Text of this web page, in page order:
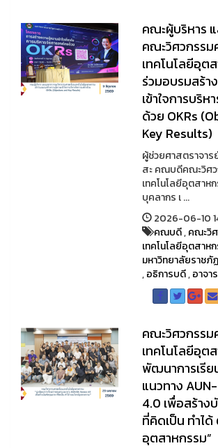
คณะผู้บริหาร
คณะวิศวกรรม
เทคโนโลยีอุต
ร่วมอบรมสร้า
เข้าใจการบริ
ด้วย OKRs
Key Results)
ผู้ช่วยศาสตราจาร
สะ คณบดีคณะวิศ
เทคโนโลยีอุตสาห
บุคลากร เ ...
2026-06-10
คณบดี,คณะวิ
เทคโนโลยีอุตสาห
มหาวิทยาลัยราชภั
,อธิการบดี,อาจา
คณะวิศวกรรม
เทคโนโลยีอุต
พัฒนาการเรี
แนวทาง
4.0 เพื่อสร้า
ที่คิดเป็น ทำไ
อุตสาหกรรม”